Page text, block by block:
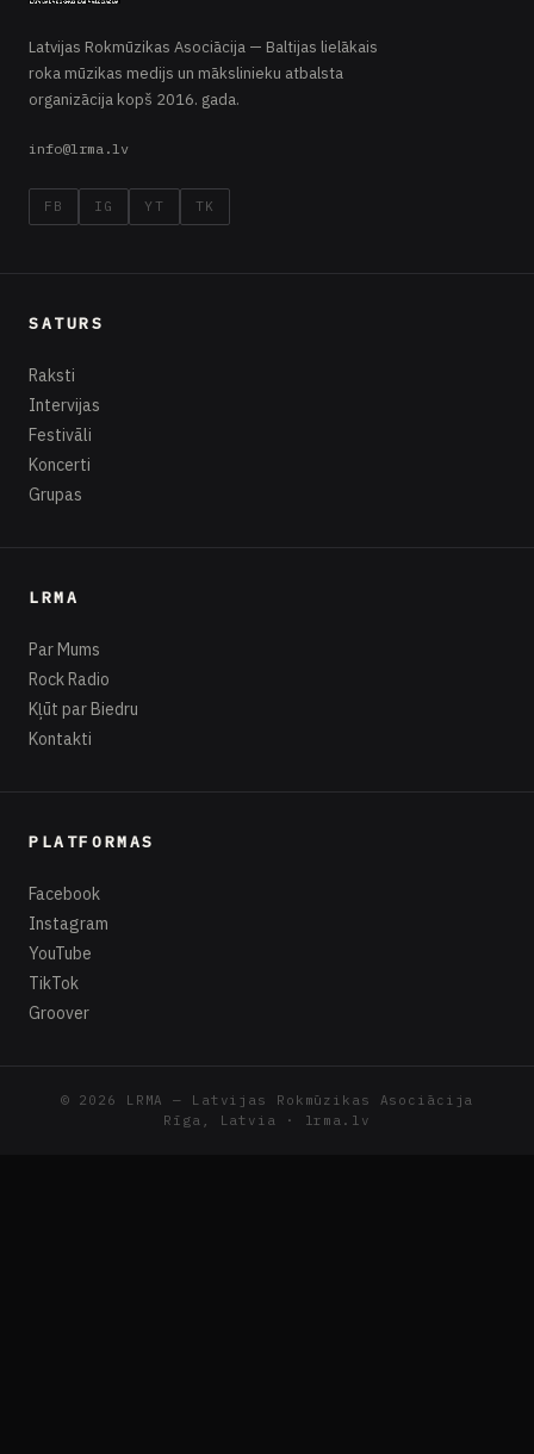
Latvijas Rokmūzikas Asociācija — Baltijas lielākais
roka mūzikas medijs un mākslinieku atbalsta
organizācija kopš 2016. gada.
info@lrma.lv
FB IG YT TK
SATURS
Raksti
Intervijas
Festivāli
Koncerti
Grupas
LRMA
Par Mums
Rock Radio
Kļūt par Biedru
Kontakti
PLATFORMAS
Facebook
Instagram
YouTube
TikTok
Groover
© 2026 LRMA — Latvijas Rokmūzikas Asociācija
Rīga, Latvia · lrma.lv